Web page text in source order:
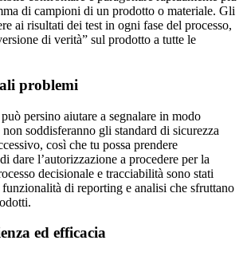
di campioni di un prodotto o materiale. Gli
ai risultati dei test in ogni fase del processo,
di verità” sul prodotto a tutte le
problemi
persino aiutare a segnalare in modo
soddisferanno gli standard di sicurezza
così che tu possa prendere
dare l’autorizzazione a procedere per la
decisionale e tracciabilità sono stati
di reporting e analisi che sfruttano
ed efficacia